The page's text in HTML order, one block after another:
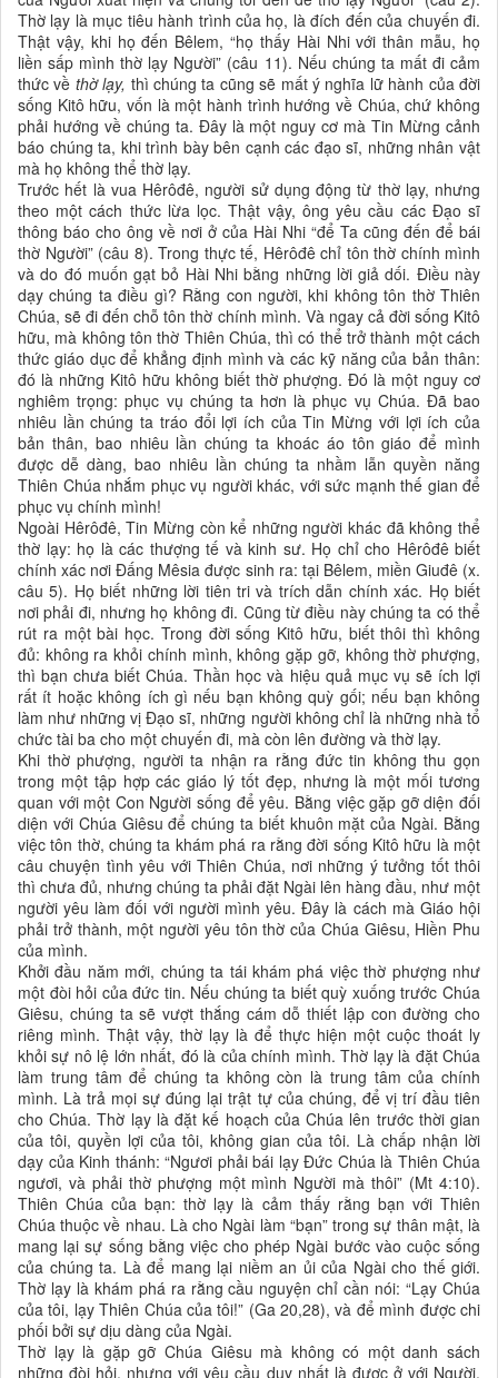
Thờ lạy là mục tiêu hành trình của họ, là đích đến của chuyến đi.
Thật vậy, khi họ đến Bêlem, “họ thấy Hài Nhi với thân mẫu, họ
liền sấp mình thờ lạy Người” (câu 11). Nếu chúng ta mất đi cảm
thức về thờ lạy, thì chúng ta cũng sẽ mất ý nghĩa lữ hành của đời
sống Kitô hữu, vốn là một hành trình hướng về Chúa, chứ không
phải hướng về chúng ta. Đây là một nguy cơ mà Tin Mừng cảnh
báo chúng ta, khi trình bày bên cạnh các đạo sĩ, những nhân vật
mà họ không thể thờ lạy.
Trước hết là vua Hêrôđê, người sử dụng động từ thờ lạy, nhưng
theo một cách thức lừa lọc. Thật vậy, ông yêu cầu các Đạo sĩ
thông báo cho ông về nơi ở của Hài Nhi “để Ta cũng đến để bái
thờ Người” (câu 8). Trong thực tế, Hêrôđê chỉ tôn thờ chính mình
và do đó muốn gạt bỏ Hài Nhi bằng những lời giả dối. Điều này
dạy chúng ta điều gì? Rằng con người, khi không tôn thờ Thiên
Chúa, sẽ đi đến chỗ tôn thờ chính mình. Và ngay cả đời sống Kitô
hữu, mà không tôn thờ Thiên Chúa, thì có thể trở thành một cách
thức giáo dục để khẳng định mình và các kỹ năng của bản thân:
đó là những Kitô hữu không biết thờ phượng. Đó là một nguy cơ
nghiêm trọng: phục vụ chúng ta hơn là phục vụ Chúa. Đã bao
nhiêu lần chúng ta tráo đổi lợi ích của Tin Mừng với lợi ích của
bản thân, bao nhiêu lần chúng ta khoác áo tôn giáo để mình
được dễ dàng, bao nhiêu lần chúng ta nhầm lẫn quyền năng
Thiên Chúa nhắm phục vụ người khác, với sức mạnh thế gian để
phục vụ chính mình!
Ngoài Hêrôđê, Tin Mừng còn kể những người khác đã không thể
thờ lạy: họ là các thượng tế và kinh sư. Họ chỉ cho Hêrôđê biết
chính xác nơi Đấng Mêsia được sinh ra: tại Bêlem, miền Giuđê (x.
câu 5). Họ biết những lời tiên tri và trích dẫn chính xác. Họ biết
nơi phải đi, nhưng họ không đi. Cũng từ điều này chúng ta có thể
rút ra một bài học. Trong đời sống Kitô hữu, biết thôi thì không
đủ: không ra khỏi chính mình, không gặp gỡ, không thờ phượng,
thì bạn chưa biết Chúa. Thần học và hiệu quả mục vụ sẽ ích lợi
rất ít hoặc không ích gì nếu bạn không quỳ gối; nếu bạn không
làm như những vị Đạo sĩ, những người không chỉ là những nhà tổ
chức tài ba cho một chuyến đi, mà còn lên đường và thờ lạy.
Khi thờ phượng, người ta nhận ra rằng đức tin không thu gọn
trong một tập hợp các giáo lý tốt đẹp, nhưng là một mối tương
quan với một Con Người sống để yêu. Bằng việc gặp gỡ diện đối
diện với Chúa Giêsu để chúng ta biết khuôn mặt của Ngài. Bằng
việc tôn thờ, chúng ta khám phá ra rằng đời sống Kitô hữu là một
câu chuyện tình yêu với Thiên Chúa, nơi những ý tưởng tốt thôi
thì chưa đủ, nhưng chúng ta phải đặt Ngài lên hàng đầu, như một
người yêu làm đối với người mình yêu. Đây là cách mà Giáo hội
phải trở thành, một người yêu tôn thờ của Chúa Giêsu, Hiền Phu
của mình.
Khởi đầu năm mới, chúng ta tái khám phá việc thờ phượng như
một đòi hỏi của đức tin. Nếu chúng ta biết quỳ xuống trước Chúa
Giêsu, chúng ta sẽ vượt thắng cám dỗ thiết lập con đường cho
riêng mình. Thật vậy, thờ lạy là để thực hiện một cuộc thoát ly
khỏi sự nô lệ lớn nhất, đó là của chính mình. Thờ lạy là đặt Chúa
làm trung tâm để chúng ta không còn là trung tâm của chính
mình. Là trả mọi sự đúng lại trật tự của chúng, để vị trí đầu tiên
cho Chúa. Thờ lạy là đặt kế hoạch của Chúa lên trước thời gian
của tôi, quyền lợi của tôi, không gian của tôi. Là chấp nhận lời
dạy của Kinh thánh: “Ngươi phải bái lạy Đức Chúa là Thiên Chúa
ngươi, và phải thờ phượng một mình Người mà thôi” (Mt 4:10).
Thiên Chúa của bạn: thờ lạy là cảm thấy rằng bạn với Thiên
Chúa thuộc về nhau. Là cho Ngài làm “bạn” trong sự thân mật, là
mang lại sự sống bằng việc cho phép Ngài bước vào cuộc sống
của chúng ta. Là để mang lại niềm an ủi của Ngài cho thế giới.
Thờ lạy là khám phá ra rằng cầu nguyện chỉ cần nói: “Lạy Chúa
của tôi, lạy Thiên Chúa của tôi!” (Ga 20,28), và để mình được chi
phối bởi sự dịu dàng của Ngài.
Thờ lạy là gặp gỡ Chúa Giêsu mà không có một danh sách
những đòi hỏi, nhưng với yêu cầu duy nhất là được ở với Người.